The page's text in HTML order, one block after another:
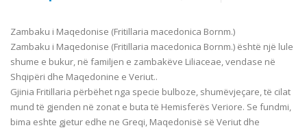
Zambaku i Maqedonise (Fritillaria macedonica Bornm.)
Zambaku i Maqedonise (Fritillaria macedonica Bornm.) është një lule
shume e bukur, në familjen e zambakëve Liliaceae, vendase në
Shqipëri dhe Maqedonine e Veriut..
Gjinia Fritillaria përbëhet nga specie bulboze, shumëvjeçare, të cilat
mund të gjenden në zonat e buta të Hemisferës Veriore. Se fundmi,
bima eshte gjetur edhe ne Greqi, Maqedonisë së Veriut dhe